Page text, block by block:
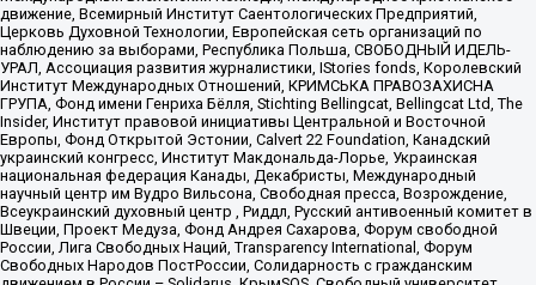
движение, Всемирный Институт Саентологических Предприятий,
Церковь Духовной Технологии, Европейская сеть организаций по
наблюдению за выборами, Республика Польша, СВОБОДНЫЙ ИДЕЛЬ-
УРАЛ, Ассоциация развития журналистики, IStories fonds, Королевский
Институт Международных Отношений, КРИМСЬКА ПРАВОЗАХИСНА
ГРУПА, Фонд имени Генриха Бёлля, Stichting Bellingcat, Bellingcat Ltd, The
Insider, Институт правовой инициативы Центральной и Восточной
Европы, Фонд Открытой Эстонии, Calvert 22 Foundation, Канадский
украинский конгресс, Институт Макдональда-Лорье, Украинская
национальная федерация Канады, Декабристы, Международный
научный центр им Вудро Вильсона, Свободная пресса, Возрождение,
Всеукраинский духовный центр , Риддл, Русский антивоенный комитет в
Швеции, Проект Медуза, Фонд Андрея Сахарова, Форум свободной
России, Лига Свободных Наций, Transparеncy International, Форум
Свободных Народов ПостРоссии, Солидарность с гражданским